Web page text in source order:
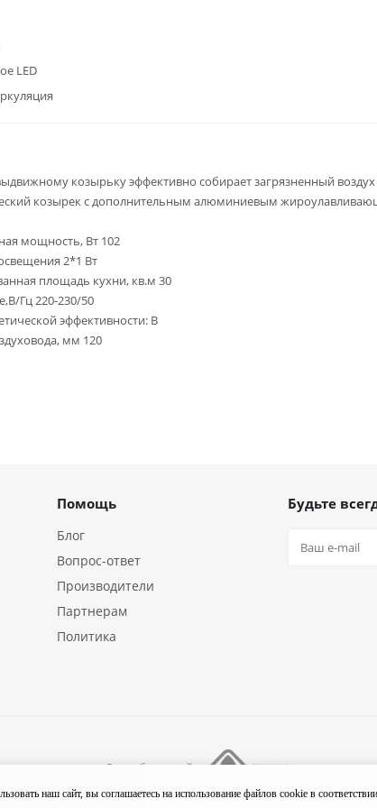
LED
козырьку эффективно собирает загрязненный воздух
козырек с дополнительным алюминиевым
мощность, Вт 102
2*1 Вт
площадь кухни, кв.м 30
Гц 220-230/50
эффективности: B
мм 120
Помощь
Блог
Вопрос-ответ
Производители
Партнерам
Политика
Будьте
Разработка сайта
наш сайт, вы соглашаетесь на использование файлов cookie в